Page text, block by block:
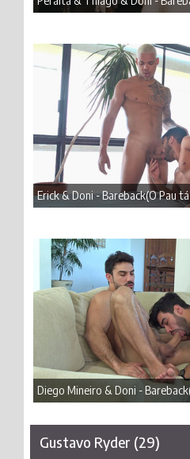
Erick & Doni - Bareback(O Pau
Diego Mineiro & Doni -
Gustavo Ryder (29)